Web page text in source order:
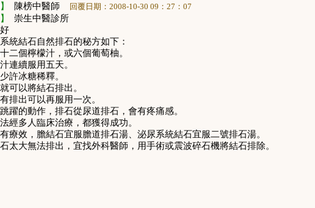
陳榜中醫師 回覆日期： 2008-10-30 09 ： 27 ： 07
崇生中醫診所
統結石自然排石的秘方如下：
二個檸檬汁，或六個葡萄柚。
連續服用五天。
許冰糖稀釋。
可以將結石排出。
排出可以再服用一次。
躍的動作，排石從尿道排石，會有疼痛感。
經多人臨床治療，都獲得成功。
療效，膽結石宜服膽道排石湯、泌尿系統結石宜服二號排石湯。
太大無法排出，宜找外科醫師，用手術或震波碎石機將結石排除。